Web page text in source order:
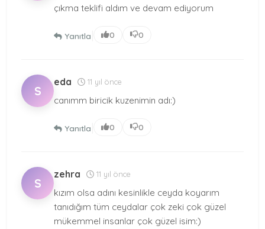
çıkma teklifi aldım ve devam ediyorum
Yanıtla 0 0
S
eda 11 yıl önce
canımm biricik kuzenimin adı:)
Yanıtla 0 0
S
zehra 11 yıl önce
kızım olsa adını kesinlikle ceyda koyarım
tanıdığım tüm ceydalar çok zeki çok güzel
mükemmel insanlar çok güzel isim:)